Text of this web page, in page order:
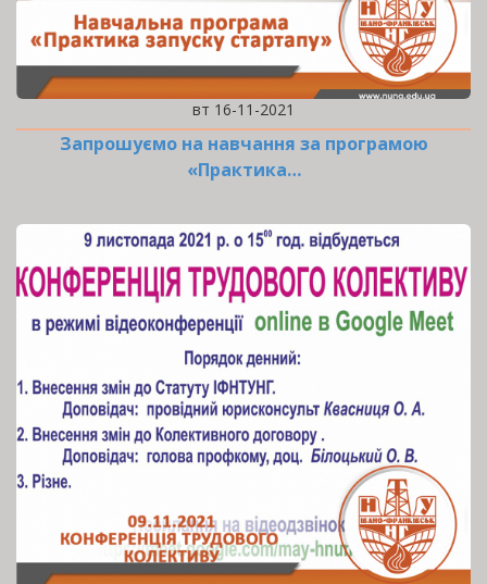
вт 16-11-2021
Запрошуємо на навчання за програмою
«Практика…